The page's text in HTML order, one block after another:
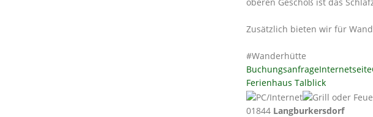
Zusätzlich bieten wir für
#Wanderhütte
BuchungsanfrageInternetseite
Ferienhaus Talblick
01844 Langburkersdorf